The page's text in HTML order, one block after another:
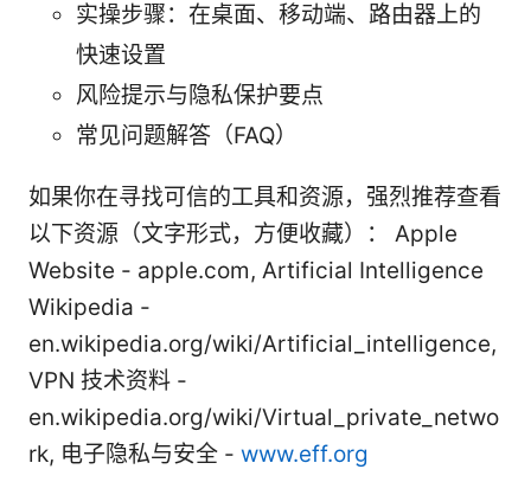
实操步骤：在桌面、移动端、路由器上的
快速设置
风险提示与隐私保护要点
常见问题解答（FAQ）
如果你在寻找可信的工具和资源，强烈推荐查看
以下资源（文字形式，方便收藏）： Apple
Website - apple.com, Artificial Intelligence
Wikipedia -
en.wikipedia.org/wiki/Artificial_intelligence,
VPN 技术资料 -
en.wikipedia.org/wiki/Virtual_private_netwo
rk, 电子隐私与安全 - www.eff.org